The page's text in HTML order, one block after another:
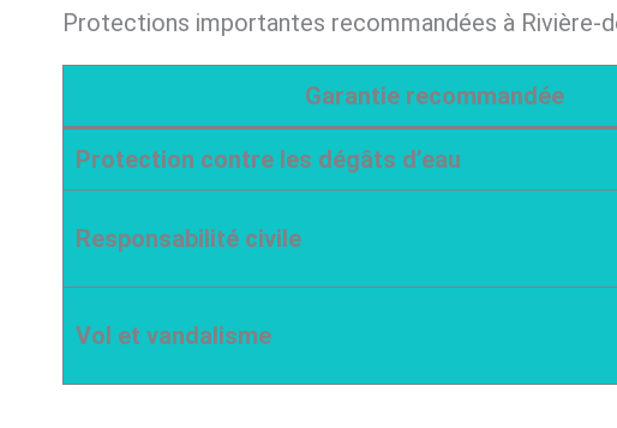
Protections importantes recommandées à Rivière-
Garantie recommandée
Protection contre les dégâts d’eau
Responsabilité civile
Vol et vandalisme